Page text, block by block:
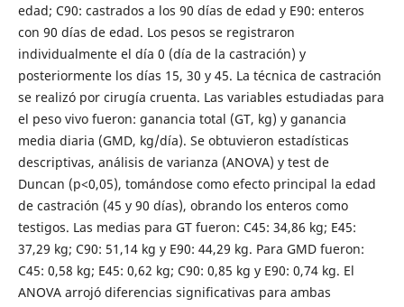
edad; C90: castrados a los 90 días de edad y E90: enteros
con 90 días de edad. Los pesos se registraron
individualmente el día 0 (día de la castración) y
posteriormente los días 15, 30 y 45. La técnica de castración
se realizó por cirugía cruenta. Las variables estudiadas para
el peso vivo fueron: ganancia total (GT, kg) y ganancia
media diaria (GMD, kg/día). Se obtuvieron estadísticas
descriptivas, análisis de varianza (ANOVA) y test de
Duncan (p<0,05), tomándose como efecto principal la edad
de castración (45 y 90 días), obrando los enteros como
testigos. Las medias para GT fueron: C45: 34,86 kg; E45:
37,29 kg; C90: 51,14 kg y E90: 44,29 kg. Para GMD fueron:
C45: 0,58 kg; E45: 0,62 kg; C90: 0,85 kg y E90: 0,74 kg. El
ANOVA arrojó diferencias significativas para ambas